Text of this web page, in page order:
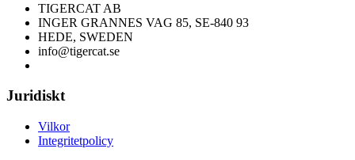
TIGERCAT AB
INGER GRANNES VAG 85, SE-840 93
HEDE, SWEDEN
info@tigercat.se
Juridiskt
Vilkor
Integritetpolicy